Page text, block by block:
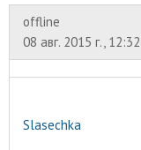
offline
08 авг. 2015 г.,
Slasechka